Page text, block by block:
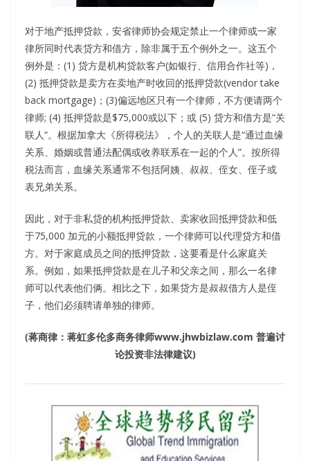
对于地产抵押贷款，安省律师协会规定禁止一个律师或一家
律所同时代表贷方和借方，除非属于五个例外之一。这五个
例外是：(1) 贷方是机构贷款客户(如银行、信用合作社等)，
(2) 抵押贷款是卖方在卖地产时收回的抵押贷款(vendor take
back mortgage)；(3)偏远地区只有一个律师，不方便请两个
律师; (4) 抵押贷款是$75,000或以下；或 (5) 贷方和借方是“关
联人“。根据加拿大《所得税法》，个人的关联人是“通过血缘
关系、婚姻或普通法配偶或收养联系在一起的个人”。按所得
税法而言，血缘关系通常不包括阿姨、叔叔、侄女、侄子或
表兄弟关系。
因此，对于非私贷的机构抵押贷款、卖家收回抵押贷款和低
于75,000 加元的小额抵押贷款，一个律师可以代理贷方和借
方。对于家庭成员之间的抵押贷款，这要看是什么家庭关
系。例如，如果抵押贷款是在儿子和父亲之间，那么一名律
师可以代表他们俩。相比之下，如果贷方是叔叔借方人是侄
子，他们必须聘请单独的律师。
(蒋商律：蒋虹多伦多商务律师www.jhwbizlaw.com 普遍讨
论投资非法律建议)